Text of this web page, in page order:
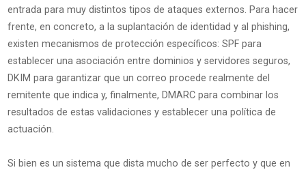
entrada para muy distintos tipos de ataques externos. Para hacer
frente, en concreto, a la suplantación de identidad y al phishing,
existen mecanismos de protección específicos: SPF para
establecer una asociación entre dominios y servidores seguros,
DKIM para garantizar que un correo procede realmente del
remitente que indica y, finalmente, DMARC para combinar los
resultados de estas validaciones y establecer una política de
actuación.
Si bien es un sistema que dista mucho de ser perfecto y que en